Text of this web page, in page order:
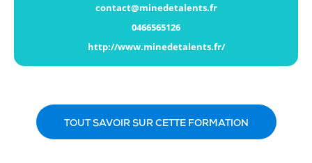
contact@minedetalents.fr
0466565126
http://www.minedetalents.fr/
TOUT SAVOIR SUR CETTE FORMATION